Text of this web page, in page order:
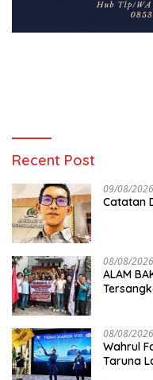
Recent Post
09/08/2026
Catatan
08/08/2026
ALAM
08/08/2026
Wahrul
Taruna